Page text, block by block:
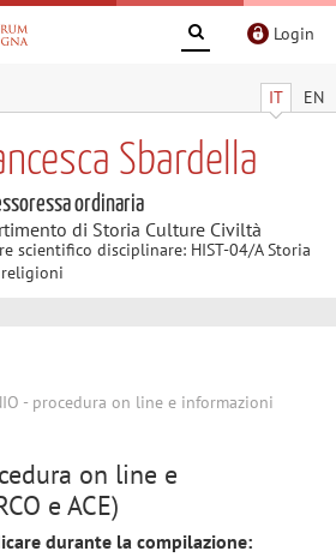
Login
IT EN
Sbardella
ordinaria
di Storia Culture Civiltà
scientifico disciplinare: HIST-04/A Storia
- procedura on line e informazioni
on line e
e ACE)
durante la compilazione: